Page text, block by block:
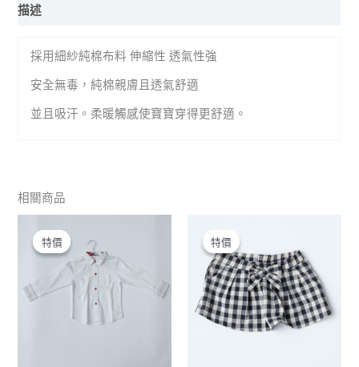
描述
採用細紗純棉布料 伸縮性 透氣性強
安全無毒，純棉親膚且透氣舒適
並且吸汗。柔暖觸感使寶寶穿得更舒適。
相關商品
特價
特價
始
價
格：
NT$499。
格：
特價
特價價
格：
NT$290。
格：
NT$116。